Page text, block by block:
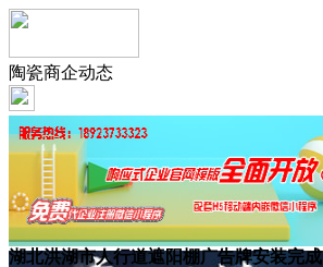
陶瓷商企动态
湖北洪湖市人行道遮阳棚广告牌安装完成